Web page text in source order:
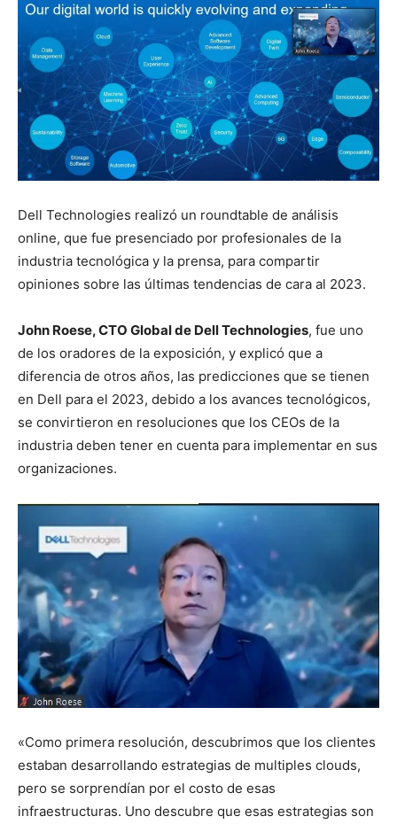
Dell Technologies realizó un roundtable de análisis
online, que fue presenciado por profesionales de la
industria tecnológica y la prensa, para compartir
opiniones sobre las últimas tendencias de cara al 2023.
John Roese, CTO Global de Dell Technologies, fue uno
de los oradores de la exposición, y explicó que a
diferencia de otros años, las predicciones que se tienen
en Dell para el 2023, debido a los avances tecnológicos,
se convirtieron en resoluciones que los CEOs de la
industria deben tener en cuenta para implementar en sus
organizaciones.
«Como primera resolución, descubrimos que los clientes
estaban desarrollando estrategias de multiples clouds,
pero se sorprendían por el costo de esas
infraestructuras. Uno descubre que esas estrategias son